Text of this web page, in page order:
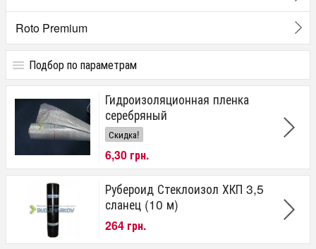
Roto Premium
Подбор по параметрам
Цена
от до
Гидроизоляционная пленка
серебряный
Скидка!
6,30 грн.
Рубероид Стеклоизол ХКП 3,5
сланец (10 м)
264 грн.